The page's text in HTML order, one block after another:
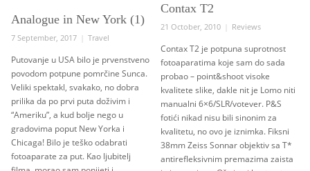
Analogue in New York (1)
Posted
7 September, 2017 Categories
Travel
Putovanje u USA bilo je prvenstveno
povodom potpune pomrčine Sunca.
Veliki spektakl, svakako, no dobra
prilika da po prvi puta doživim i
“Ameriku”, a kud bolje nego u
gradovima poput New Yorka i
Chicaga! Bilo je teško odabrati
fotoaparate za put. Kao ljubitelj
Contax T2
Posted
21 October, 2010 Categories
Reviews
Contax T2 je potpuna suprotnost
fotoaparatima koje sam do sada
probao – point&shoot visoke
kvalitete slike, dakle nit je Lomo niti
manualni 6×6/SLR/votever. P&S
fotići nikad nisu bili sinonim za
kvalitetu, no ovo je iznimka. Fiksni
38mm Zeiss Sonnar objektiv sa T*
antirefleksivnim premazima zaista